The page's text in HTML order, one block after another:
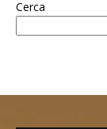
Cerca